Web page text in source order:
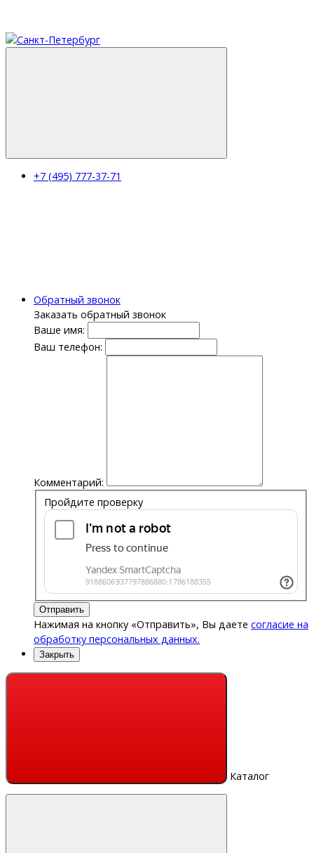
+7 (495) 777-37-71
Обратный звонок
Заказать обратный звонок
Ваше имя:
Ваш телефон:
Комментарий:
Пройдите проверку
Отправить
Нажимая на кнопку «Отправить», Вы даете согласие на
обработку персональных данных.
Закрыть
Каталог